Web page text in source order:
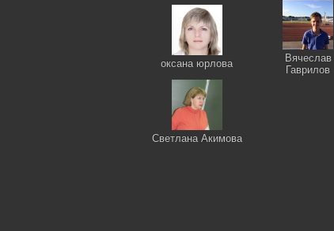
оксана юрлова
Вячеслав
Гаврилов
Светлана Акимова